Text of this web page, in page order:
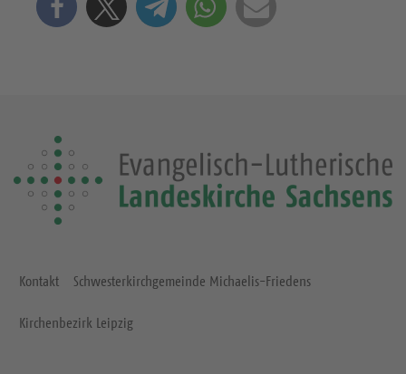
Kontakt Schwesterkirchgemeinde Michaelis-Friedens
Kirchenbezirk Leipzig